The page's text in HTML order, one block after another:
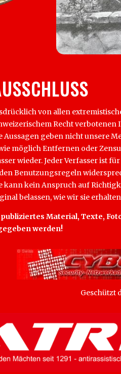
von allen
Recht
Aussagen geben nicht unsere
möglich Entfernen oder
wieder. Jeder Verfasser ist
Benutzungsregeln
kann kein Anspruch auf
belassen, wie wir sie
Material, Texte,
werden!
Geschützt